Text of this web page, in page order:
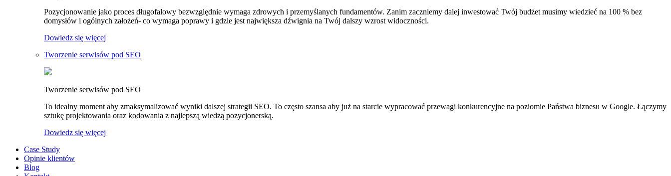
Pozycjonowanie jako proces długofalowy bezwzględnie wymaga zdrowych i przemyślanych fundamentów. Zanim zaczniemy dalej inwestować Twój budżet musimy wiedzieć na 100 % bez
domysłów i ogólnych założeń- co wymaga poprawy i gdzie jest największa dźwignia na Twój dalszy wzrost widoczności.
Dowiedz się więcej
Tworzenie serwisów pod SEO
Tworzenie serwisów pod SEO
To idealny moment aby zmaksymalizować wyniki dalszej strategii SEO. To często szansa aby już na starcie wypracować przewagi konkurencyjne na poziomie Państwa biznesu w Google. Łączymy
sztukę projektowania oraz kodowania z najlepszą wiedzą pozycjonerską.
Dowiedz się więcej
Case Study
Opinie klientów
Blog